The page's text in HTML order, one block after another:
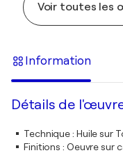
Voir toutes les
Information
Détails de
Technique: Huile sur
Finitions : Oeuvre sur